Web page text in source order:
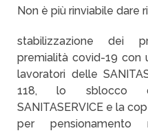
Non è più rinviabile dare
stabilizzazione dei
premialità covid-19 con
lavoratori delle
118, lo sblocco
SANITASERVICE e la
per pensionamento